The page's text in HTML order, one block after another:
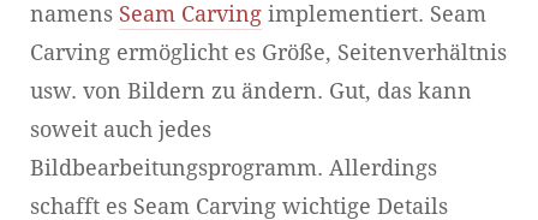
namens Seam Carving implementiert. Seam
Carving ermöglicht es Größe, Seitenverhältnis
usw. von Bildern zu ändern. Gut, das kann
soweit auch jedes
Bildbearbeitungsprogramm. Allerdings
schafft es Seam Carving wichtige Details